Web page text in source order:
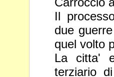
Il
due
quel volto
La citta'
terziario